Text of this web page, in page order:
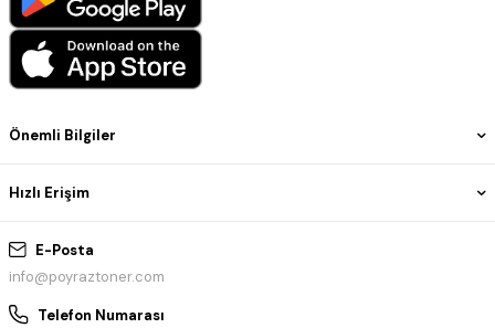
E-Posta
info@poyraztoner.com
Telefon Numarası
Önemli Bilgiler
Hızlı Erişim